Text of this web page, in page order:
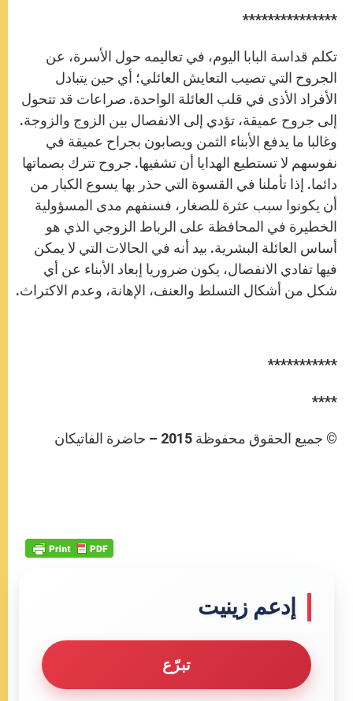
***************
تكلم قداسة البابا اليوم، في تعاليمه حول الأسرة، عن
الجروح التي تصيب التعايش ‏العائلي؛ أي حين يتبادل
الأفراد الأذى في قلب العائلة الواحدة. صراعات قد تتحول
إلى جروح ‏عميقة، تؤدي إلى الانفصال بين الزوج والزوجة.
وغالبا ما يدفع الأبناء الثمن ويصابون بجراح ‏عميقة في
نفوسهم لا تستطيع الهدايا أن تشفيها. جروح تترك بصماتها
دائما. إذا تأملنا في ‏القسوة التي حذر بها يسوع الكبار من
أن يكونوا سبب عثرة للصغار، فسنفهم مدى المسؤولية
‏الخطيرة في المحافظة على الرباط الزوجي الذي هو
أساس العائلة البشرية. بيد أنه في الحالات ‏التي لا يمكن
فيها تفادي الانفصال، يكون ضروريا إبعاد الأبناء عن أي
شكل من أشكال ‏التسلط والعنف، الإهانة، وعدم الاكتراث.‏
***********
****
© جميع الحقوق محفوظة 2015 – حاضرة الفاتيكان
إدعم زينيت
تبرّع